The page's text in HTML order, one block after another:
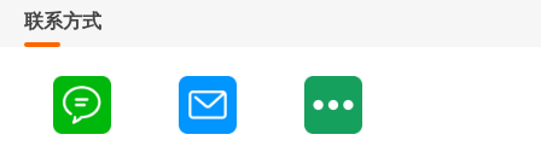
联系方式